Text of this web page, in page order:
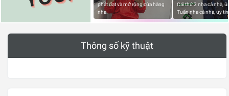
phát đạt và mở rộng cửa hàng
nha.
Cái thứ 3 nha cả nhà,
Tuấn nha cả nhà, uy
Thông số kỹ thuật